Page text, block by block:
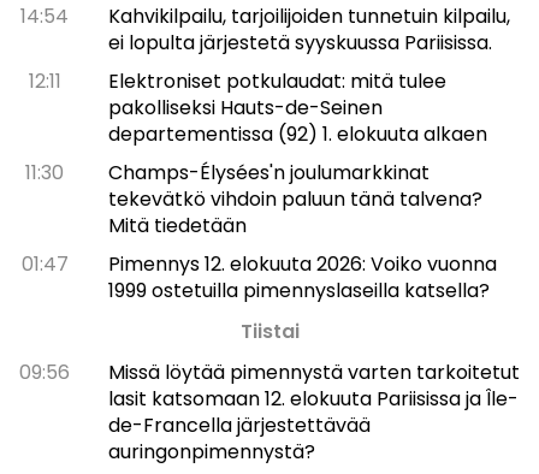
14:54
Kahvikilpailu, tarjoilijoiden tunnetuin kilpailu,
ei lopulta järjestetä syyskuussa Pariisissa.
12:11
Elektroniset potkulaudat: mitä tulee
pakolliseksi Hauts-de-Seinen
departementissa (92) 1. elokuuta alkaen
11:30
Champs-Élysées'n joulumarkkinat
tekevätkö vihdoin paluun tänä talvena?
Mitä tiedetään
01:47
Pimennys 12. elokuuta 2026: Voiko vuonna
1999 ostetuilla pimennyslaseilla katsella?
Tiistai
09:56
Missä löytää pimennystä varten tarkoitetut
lasit katsomaan 12. elokuuta Pariisissa ja Île-
de-Francella järjestettävää
auringonpimennystä?